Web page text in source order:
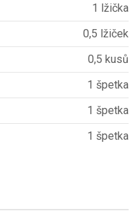
1 lžička
0,5 lžiček
0,5 kusů
1 špetka
1 špetka
1 špetka